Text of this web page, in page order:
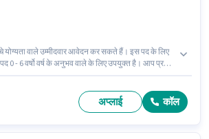
योग्यता वाले उम्मीदवार आवेदन कर सकते हैं। इस पद के लिए
0 - 6 वर्षो वर्ष के अनुभव वाले के लिए उपयुक्त है। आप प्रति
अप्लाई कॉल